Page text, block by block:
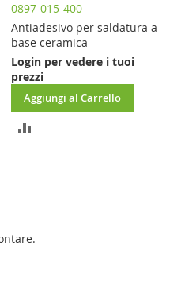
0897-015-400
Antiadesivo per saldatura a
base ceramica
Login per vedere i tuoi
prezzi
Aggiungi al Carrello